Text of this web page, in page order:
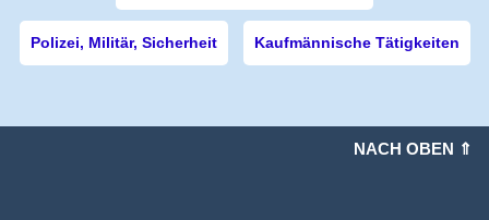
Polizei, Militär, Sicherheit Kaufmännische Tätigkeiten
NACH OBEN ⇑